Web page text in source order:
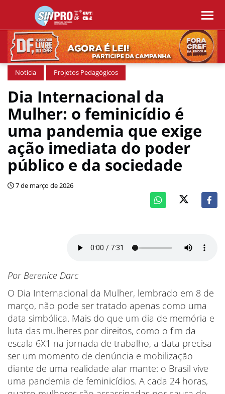
Notícia Projetos Pedagógicos
Dia Internacional da
Mulher: o feminicídio é
uma pandemia que exige
ação imediata do poder
público e da sociedade
7 de março de 2026
Por Berenice Darc
O Dia Internacional da Mulher, lembrado em 8 de
março, não pode ser tratado apenas como uma
data simbólica. Mais do que um dia de memória e
luta das mulheres por direitos, como o fim da
escala 6X1 na jornada de trabalho, a data precisa
ser um momento de denúncia e mobilização
diante de uma realidade alar mante: o Brasil vive
uma pandemia de feminicídios. A cada 24 horas,